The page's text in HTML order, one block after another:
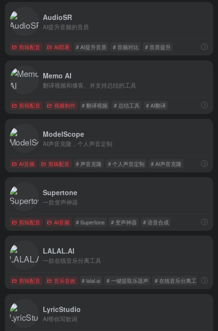
AudioSR
AI提升音频的音质
剪辑配音 AI部署 # AI提升音质 # 音频对比 # 音质提升
Memo AI
翻译视频和播客、并支持总结的工具
剪辑配音 视频制作 # 翻译视频 # 总结工具 # AI翻译
ModelScope
AI声音克隆，个人声音定制
AI音频 剪辑配音 # 声音克隆 # 个人声音定制 # AI声音克隆
Supertone
一款变声神器
剪辑配音 AI音频 # Supertone # 变声神器 # 语音合成
LALAL.AI
一款在线音乐分离工具
剪辑配音 音乐音效 # lalal.ai # 一键提取乐器声 # 在线音乐分离工具
LyricStudio
AI帮你写歌词